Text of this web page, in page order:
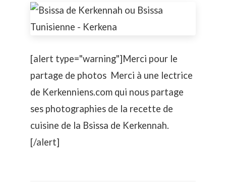
[alert type="warning"]Merci pour le
partage de photos Merci à une lectrice
de Kerkenniens.com qui nous partage
ses photographies de la recette de
cuisine de la Bsissa de Kerkennah.
[/alert]